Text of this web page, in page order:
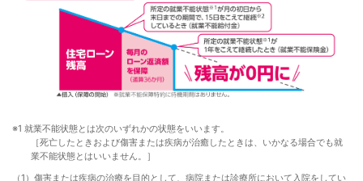
※1 就業不能状態とは次のいずれかの状態をいいます。
［死亡したときおよび傷害または疾病が治癒したときは、いかなる場合でも就
業不能状態とはいいません。］
（1）傷害または疾病の治療を目的として、病院または診療所において入院をしてい